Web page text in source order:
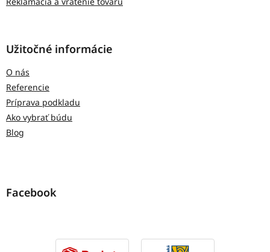
Užitočné informácie
O nás
Referencie
Príprava podkladu
Ako vybrať búdu
Blog
Facebook